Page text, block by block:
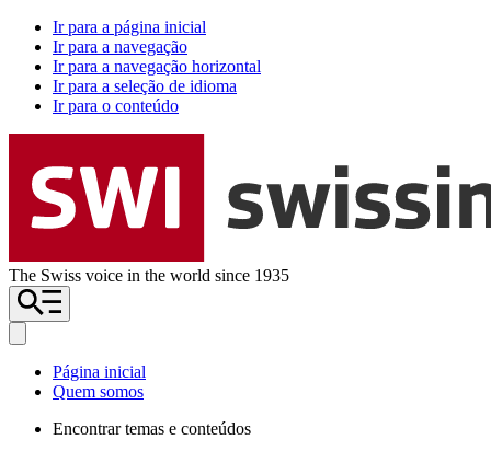
Ir para a página inicial
Ir para a navegação
Ir para a navegação horizontal
Ir para a seleção de idioma
Ir para o conteúdo
The Swiss voice in the world since 1935
Página inicial
Quem somos
Encontrar temas e conteúdos